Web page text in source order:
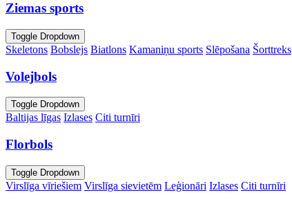
Ziemas sports
Toggle Dropdown
Skeletons Bobslejs Biatlons Kamaniņu sports Slēpošana Šorttreks
Volejbols
Toggle Dropdown
Baltijas līgas Izlases Citi turnīri
Florbols
Toggle Dropdown
Virslīga vīriešiem Virslīga sievietēm Leģionāri Izlases Citi turnīri